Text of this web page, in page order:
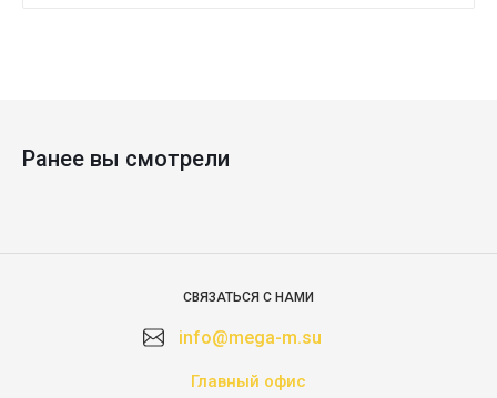
Ранее вы смотрели
СВЯЗАТЬСЯ С НАМИ
info@mega-m.su
Главный офис